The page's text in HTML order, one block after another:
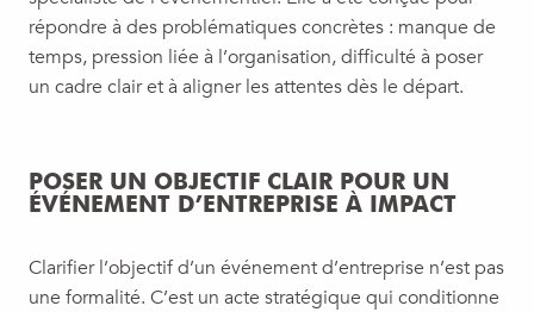
répondre à des problématiques concrètes : manque de
temps, pression liée à l’organisation, difficulté à poser
un cadre clair et à aligner les attentes dès le départ.
POSER UN OBJECTIF CLAIR POUR UN
ÉVÉNEMENT D’ENTREPRISE À IMPACT
Clarifier l’objectif d’un événement d’entreprise n’est pas
une formalité. C’est un acte stratégique qui conditionne